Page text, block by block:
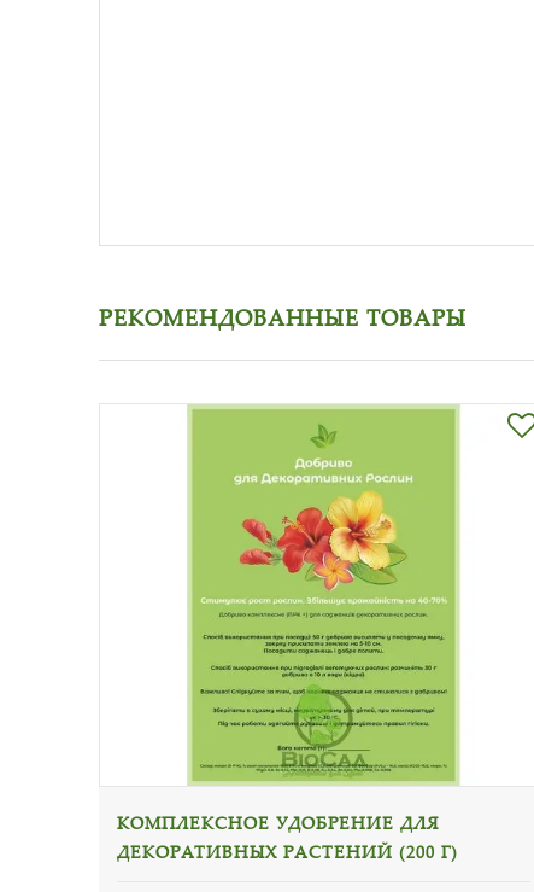
РЕКОМЕНДОВАННЫЕ ТОВАРЫ
КОМПЛЕКСНОЕ УДОБРЕНИЕ ДЛЯ
ДЕКОРАТИВНЫХ РАСТЕНИЙ (200 Г)